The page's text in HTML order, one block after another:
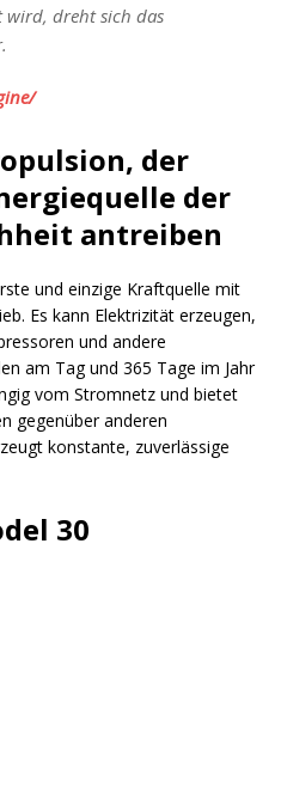
wird, dreht sich das
der
der
antreiben
und einzige Kraftquelle mit
Es kann Elektrizität erzeugen,
und andere
am Tag und 365 Tage im Jahr
vom Stromnetz und bietet
gegenüber anderen
konstante, zuverlässige
30